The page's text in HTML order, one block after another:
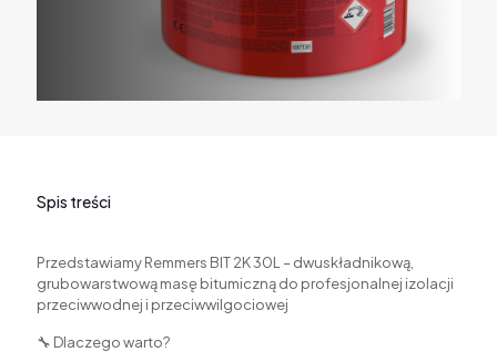
Spis treści
Przedstawiamy Remmers BIT 2K 30L – dwuskładnikową,
grubowarstwową masę bitumiczną do profesjonalnej izolacji
przeciwwodnej i przeciwwilgociowej
🔧 Dlaczego warto?